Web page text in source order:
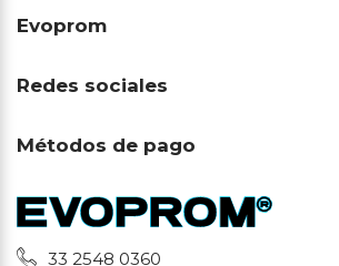
33 2548 0360
Evoprom
Redes sociales
Métodos de pago